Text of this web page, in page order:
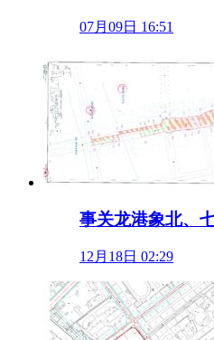
07月09日 16:51
事关龙港象北、
12月18日 02:29